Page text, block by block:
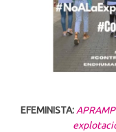
EFEMINISTA: